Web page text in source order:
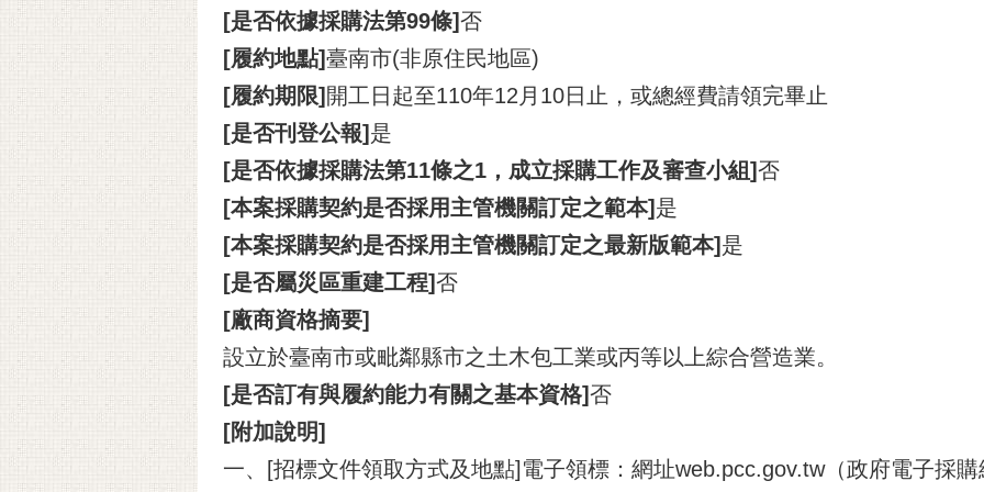
[是否依據採購法第99條]否
[履約地點]臺南市(非原住民地區)
[履約期限] 開工日起至110年12月10日止，或總經費請領完畢止
[是否刊登公報] 是
[是否依據採購法第11條之1，成立採購工作及審查小組]否
[本案採購契約是否採用主管機關訂定之範本] 是
[本案採購契約是否採用主管機關訂定之最新版範本] 是
[是否屬災區重建工程]否
[廠商資格摘要]
設立於臺南市或毗鄰縣市之土木包工業或丙等以上綜合營造業。
[是否訂有與履約能力有關之基本資格]否
[附加說明]
一、[招標文件領取方式及地點]電子領標：網址web.pcc.gov.tw（政府電子採購